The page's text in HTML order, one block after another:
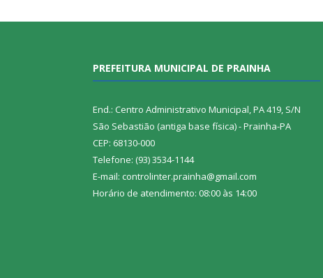
PREFEITURA MUNICIPAL DE PRAINHA
End.: Centro Administrativo Municipal, PA 419, S/N
São Sebastião (antiga base física) - Prainha-PA
CEP: 68130-000
Telefone: (93) 3534-1144
E-mail: controlinter.prainha@gmail.com
Horário de atendimento: 08:00 às 14:00